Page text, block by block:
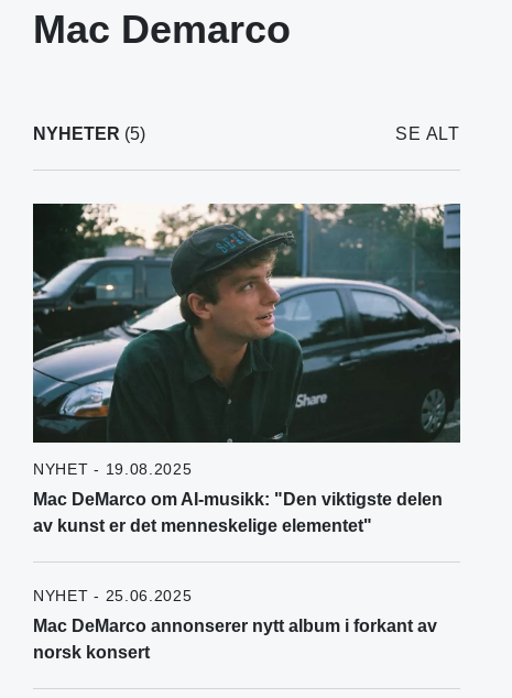
Mac Demarco
NYHETER (5) SE ALT
NYHET - 19.08.2025
Mac DeMarco om AI-musikk: "Den viktigste delen
av kunst er det menneskelige elementet"
NYHET - 25.06.2025
Mac DeMarco annonserer nytt album i forkant av
norsk konsert